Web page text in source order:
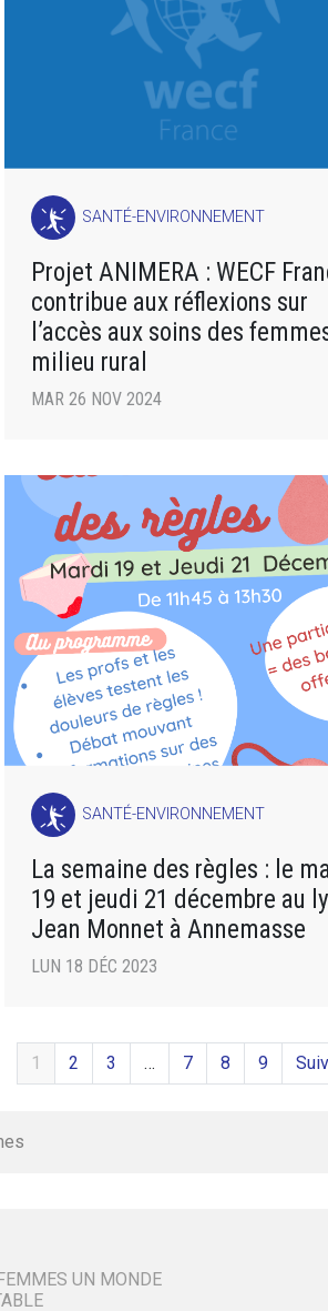
SANTÉ-ENVIRONNEMENT
Projet ANIMERA : WECF
contribue aux réflexions sur
l’accès aux soins des
milieu rural
MAR 26 NOV 2024
SANTÉ-ENVIRONNEMENT
La semaine des règles : le
19 et jeudi 21 décembre au
Jean Monnet à Annemasse
LUN 18 DÉC 2023
1 2 3 … 7 8 9
UN MONDE